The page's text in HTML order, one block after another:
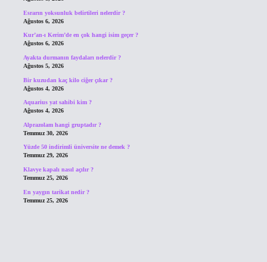
Esrarın yoksunluk belirtileri nelerdir ?
Ağustos 6, 2026
Kur’an-ı Kerim’de en çok hangi isim geçer ?
Ağustos 6, 2026
Ayakta durmanın faydaları nelerdir ?
Ağustos 5, 2026
Bir kuzudan kaç kilo ciğer çıkar ?
Ağustos 4, 2026
Aquarius yat sahibi kim ?
Ağustos 4, 2026
Alprazolam hangi gruptadır ?
Temmuz 30, 2026
Yüzde 50 indirimli üniversite ne demek ?
Temmuz 29, 2026
Klavye kapalı nasıl açılır ?
Temmuz 25, 2026
En yaygın tarikat nedir ?
Temmuz 25, 2026